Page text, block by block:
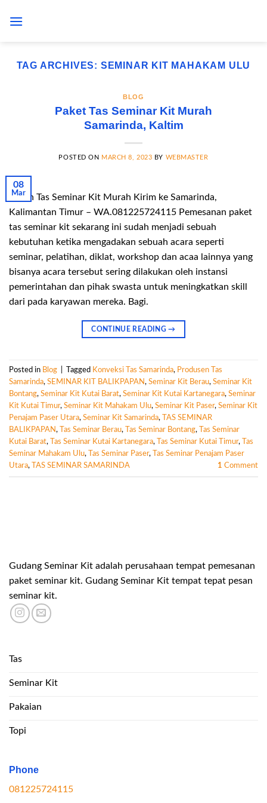
TAG ARCHIVES: SEMINAR KIT MAHAKAM ULU
BLOG
Paket Tas Seminar Kit Murah
Samarinda, Kaltim
POSTED ON MARCH 8, 2023 BY WEBMASTER
08
Mar
Pesan Tas Seminar Kit Murah Kirim ke Samarinda,
Kalimantan Timur – WA.081225724115 Pemesanan paket
tas seminar kit sekarang ini sudah menjadi sebuah
kebutuhan ketika mengadakan sebuah acara seperti
seminar, pelatihan, diklat, workshop dan acaa lainnya yang
bisanya acara tersebut sering dilakukan oleh instansi
pemerintahan dan pihak swasta untuk meningkatkan skill
dari pada karyawan mereka. Bagi.
CONTINUE READING→
Posted in Blog Tagged Konveksi Tas Samarinda, Produsen Tas
Samarinda, SEMINAR KIT BALIKPAPAN, Seminar Kit Berau, Seminar Kit
Bontang, Seminar Kit Kutai Barat, Seminar Kit Kutai Kartanegara, Seminar
Kit Kutai Timur, Seminar Kit Mahakam Ulu, Seminar Kit Paser, Seminar Kit
Penajam Paser Utara, Seminar Kit Samarinda,
TAS SEMINAR
BALIKPAPAN, Tas Seminar Berau, Tas Seminar Bontang,
Tas Seminar
Kutai Barat, Tas Seminar Kutai Kartanegara, Tas Seminar Kutai Timur,
Tas
Seminar Mahakam Ulu, Tas Seminar Paser,
Tas Seminar Penajam Paser
Utara, TAS SEMINAR SAMARINDA 1 Comment
Gudang Seminar Kit adalah perusahaan tempat pemesanan
paket seminar kit. Gudang Seminar Kit tempat tepat pesan
seminar kit.
Tas
Seminar Kit
Pakaian
Topi
Phone
081225724115